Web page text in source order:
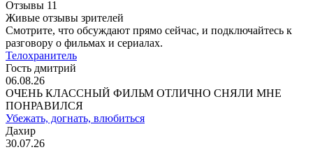
Отзывы 11
Живые отзывы зрителей
Смотрите, что обсуждают прямо сейчас, и подключайтесь к
разговору о фильмах и сериалах.
Телохранитель
Гость дмитрий
06.08.26
ОЧЕНЬ КЛАССНЫЙ ФИЛЬМ ОТЛИЧНО СНЯЛИ МНЕ
ПОНРАВИЛСЯ
Убежать, догнать, влюбиться
Дахир
30.07.26